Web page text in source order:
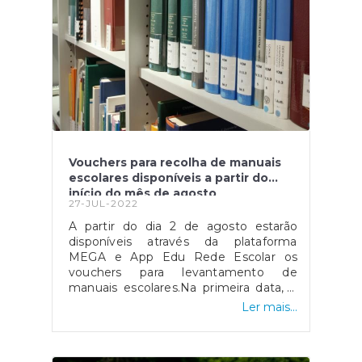
pt.cdn.ampproject.org/c/s/www.dn.pt/dinheiro/
poupou-25-milhoes-com-faturacao-
eletronica--15124019.html
relativas ao programa estão disponíveis
na página e.portugal.gov.pt. Fonte:
"Candidatar-se ao Porta 65-Jovem",
disponível
em: https://eportugal.gov.pt/servicos/candidatar-
se-ao-porta-65-jovem
Vouchers para recolha de manuais
escolares disponíveis a partir do
início do mês de agosto
27-JUL-2022
A partir do dia 2 de agosto estarão
disponíveis através da plataforma
MEGA e App Edu Rede Escolar os
vouchers para levantamento de
manuais escolares.Na primeira data, 2
de agosto, poderão ser recolhidos
apenas manuais relativos ao primeiro
Ler mais...